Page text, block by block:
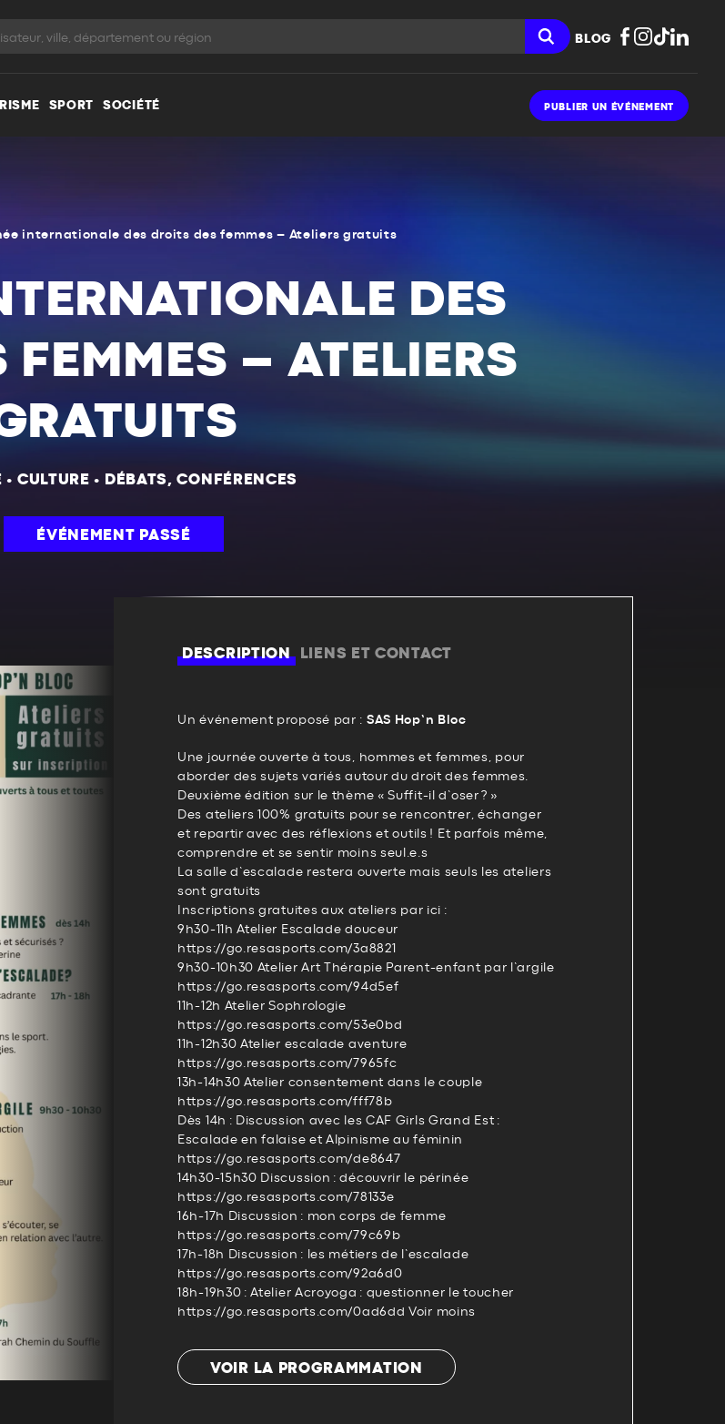
BLOG
SPORT SOCIÉTÉ PUBLIER UN ÉVÉNEMENT
internationale des droits des femmes – Ateliers gratuits
DES
FEMMES – ATELIERS
• CULTURE • DÉBATS, CONFÉRENCES
ÉVÉNEMENT PASSÉ
DESCRIPTION LIENS ET CONTACT
Un événement proposé par : SAS Hop’n Bloc
Une journée ouverte à tous, hommes et femmes, pour
aborder des sujets variés autour du droit des femmes.
Deuxième édition sur le thème « Suffit-il d’oser ? »
Des ateliers 100% gratuits pour se rencontrer, échanger
et repartir avec des réflexions et outils ! Et parfois même,
comprendre et se sentir moins seul.e.s
La salle d’escalade restera ouverte mais seuls les ateliers
sont gratuits
Inscriptions gratuites aux ateliers par ici :
9h30-11h Atelier Escalade douceur
https://go.resasports.com/3a8821
9h30-10h30 Atelier Art Thérapie Parent-enfant par l’argile
https://go.resasports.com/94d5ef
11h-12h Atelier Sophrologie
https://go.resasports.com/53e0bd
11h-12h30 Atelier escalade aventure
https://go.resasports.com/7965fc
13h-14h30 Atelier consentement dans le couple
https://go.resasports.com/fff78b
Dès 14h : Discussion avec les CAF Girls Grand Est :
Escalade en falaise et Alpinisme au féminin
https://go.resasports.com/de8647
14h30-15h30 Discussion : découvrir le périnée
https://go.resasports.com/78133e
16h-17h Discussion : mon corps de femme
https://go.resasports.com/79c69b
17h-18h Discussion : les métiers de l’escalade
https://go.resasports.com/92a6d0
18h-19h30 : Atelier Acroyoga : questionner le toucher
https://go.resasports.com/0ad6dd Voir moins
VOIR LA PROGRAMMATION